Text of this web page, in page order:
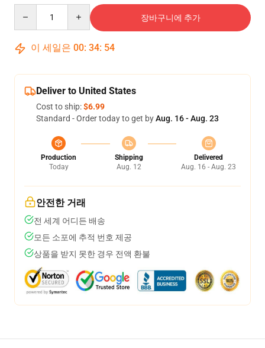
장바구니에 추가
이 세일은 00: 34: 54
Deliver to United States
Cost to ship:$6.99
Standard - Order today to get byAug. 16 - Aug. 23
Production
Today
Shipping
Aug. 12
Delivered
Aug. 16 - Aug. 23
안전한 거래
전 세계 어디든 배송
모든 소포에 추적 번호 제공
상품을 받지 못한 경우 전액 환불